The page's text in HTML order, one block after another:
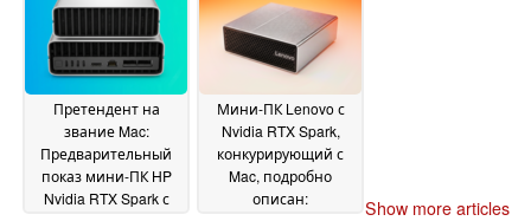
Претендент на
звание Mac:
Предварительный
показ мини-ПК HP
Nvidia RTX Spark с
Мини-ПК Lenovo с
Nvidia RTX Spark,
конкурирующий с
Mac, подробно
описан:
Show more articles